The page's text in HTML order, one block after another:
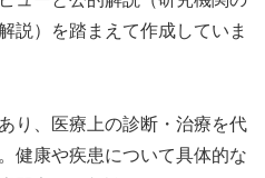
説）を踏まえて作成していま
り、医療上の診断・治療を代
健康や疾患について具体的な